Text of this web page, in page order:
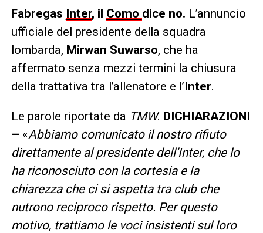
Fabregas Inter, il Como dice no. L’annuncio
ufficiale del presidente della squadra
lombarda, Mirwan Suwarso, che ha
affermato senza mezzi termini la chiusura
della trattativa tra l’allenatore e l’Inter.
Le parole riportate da TMW. DICHIARAZIONI
– «Abbiamo comunicato il nostro rifiuto
direttamente al presidente dell’Inter, che lo
ha riconosciuto con la cortesia e la
chiarezza che ci si aspetta tra club che
nutrono reciproco rispetto. Per questo
motivo, trattiamo le voci insistenti sul loro